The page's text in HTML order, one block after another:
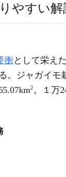
やすい解
衝として栄えた
。ジャガイモ
2 。１万